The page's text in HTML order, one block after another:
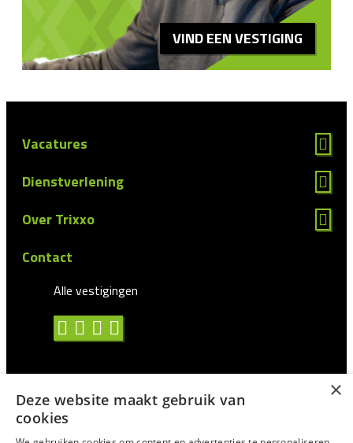
VIND EEN VESTIGING
Vacatures
Dienstverlening
Over Trixxo
Contact
Alle vestigingen
Algemene voorwaarden
×
Deze website maakt gebruik van
cookies